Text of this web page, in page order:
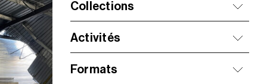
Collections
Activités
Formats